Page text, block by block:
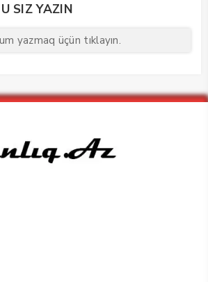
SIZ YAZIN
yazmaq üçün tıklayın.